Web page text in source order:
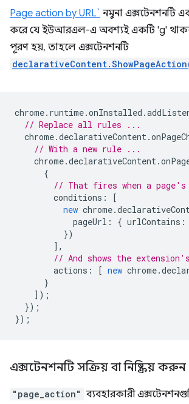
Page action by URL` নমুনা এক্সটেনশনটি
করে যে ইউআরএল-এ অবশ্যই একটি 'g'
পূরণ হয়, তাহলে এক্সটেনশনটি
chrome. runtime.onInstalled .
// Replace all rules ...
chrome.declarativeContent.
// With a new rule ...
chrome.declarativeContent.
{
// That fires when a
conditions :
[
new chrome.
pageUrl : { urlContains :
})
],
// And shows the
actions : [ new chrome.
}
]);
});
});
এক্সটেনশনটি সক্রিয় বা নিষ্ক্রিয় করুন
"page_action" ব্যবহারকারী